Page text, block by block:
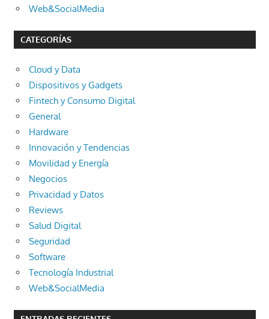
Web&SocialMedia
CATEGORÍAS
Cloud y Data
Dispositivos y Gadgets
Fintech y Consumo Digital
General
Hardware
Innovación y Tendencias
Movilidad y Energía
Negocios
Privacidad y Datos
Reviews
Salud Digital
Seguridad
Software
Tecnología Industrial
Web&SocialMedia